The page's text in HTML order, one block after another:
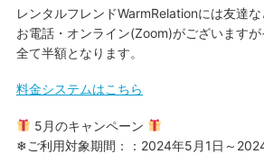
レンタルフレンドWarmRelationには友達な
お電話・オンライン(Zoom)がございます
全て半額となります。
料金システムはこちら
5月のキャンペーン
❄ご利用対象期間：：2024年5月1日～